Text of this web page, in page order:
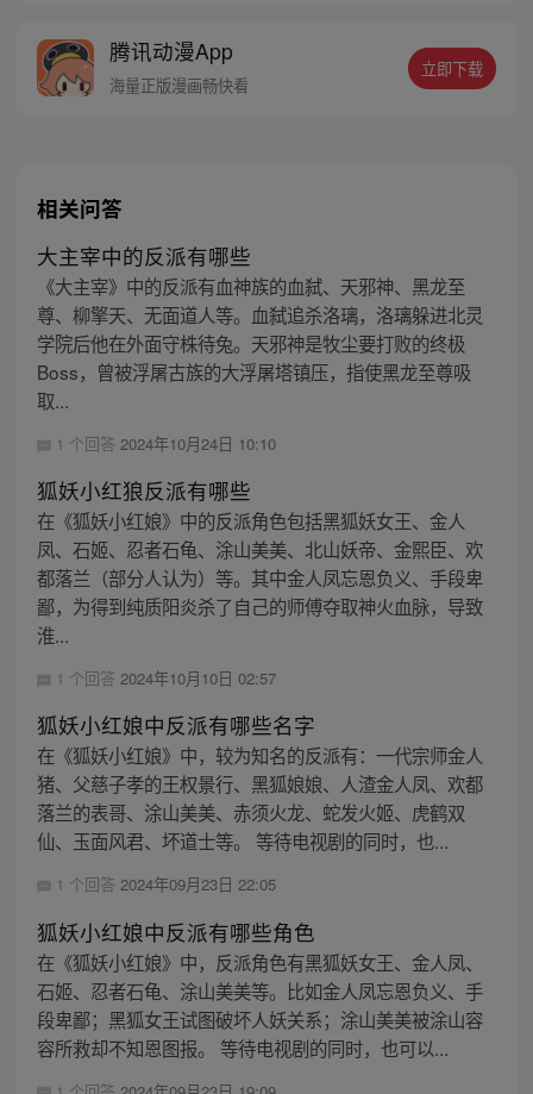
腾讯动漫App
海量正版漫画畅快看
立即下载
相关问答
大主宰中的反派有哪些
《大主宰》中的反派有血神族的血弑、天邪神、黑龙至
尊、柳擎天、无面道人等。血弑追杀洛璃，洛璃躲进北灵
学院后他在外面守株待兔。天邪神是牧尘要打败的终极
Boss，曾被浮屠古族的大浮屠塔镇压，指使黑龙至尊吸
取...
1 个回答 2024年10月24日 10:10
狐妖小红狼反派有哪些
在《狐妖小红娘》中的反派角色包括黑狐妖女王、金人
凤、石姬、忍者石龟、涂山美美、北山妖帝、金熙臣、欢
都落兰（部分人认为）等。其中金人凤忘恩负义、手段卑
鄙，为得到纯质阳炎杀了自己的师傅夺取神火血脉，导致
淮...
1 个回答 2024年10月10日 02:57
狐妖小红娘中反派有哪些名字
在《狐妖小红娘》中，较为知名的反派有：一代宗师金人
猪、父慈子孝的王权景行、黑狐娘娘、人渣金人凤、欢都
落兰的表哥、涂山美美、赤须火龙、蛇发火姬、虎鹤双
仙、玉面风君、坏道士等。 等待电视剧的同时，也...
1 个回答 2024年09月23日 22:05
狐妖小红娘中反派有哪些角色
在《狐妖小红娘》中，反派角色有黑狐妖女王、金人凤、
石姬、忍者石龟、涂山美美等。比如金人凤忘恩负义、手
段卑鄙；黑狐女王试图破坏人妖关系；涂山美美被涂山容
容所救却不知恩图报。 等待电视剧的同时，也可以...